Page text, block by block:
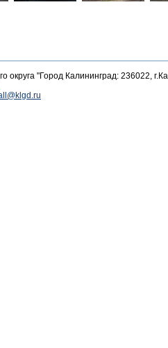
округа "Город Калининград: 236022,